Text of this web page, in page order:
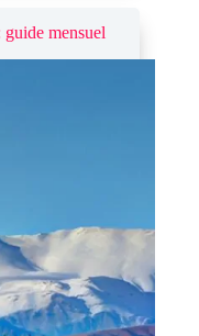
mensuel